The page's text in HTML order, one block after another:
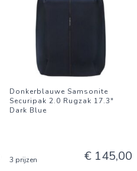
Donkerblauwe Samsonite
Securipak 2.0 Rugzak 17.3"
Dark Blue
3 prijzen € 145,00